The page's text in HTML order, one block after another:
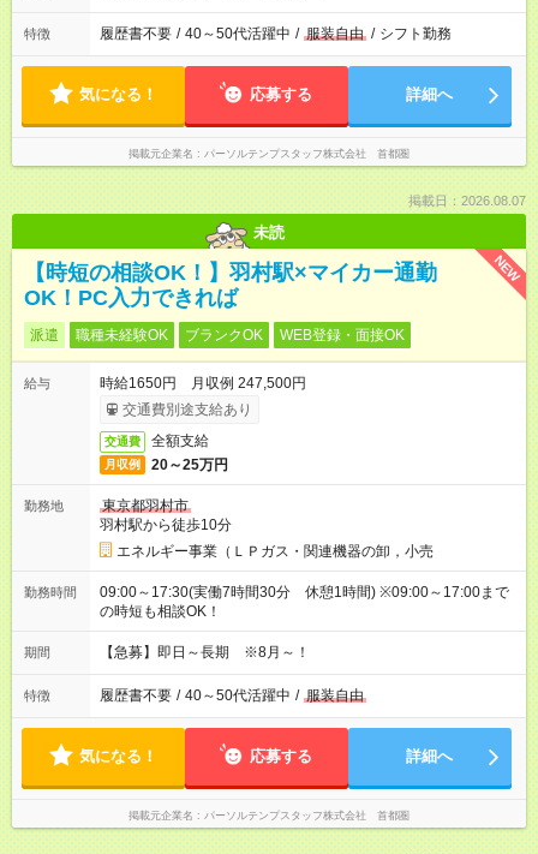
特徴 履歴書不要 / 40～50代活躍中 / 服装自由 / シフト勤務
気になる！ 応募する 詳細へ
掲載元企業名 パーソルテンプスタッフ株式会社 首都圏
掲載日：2026.08.07
未読
NEW
【時短の相談OK！】羽村駅×マイカー通勤
OK！PC入力できれば
派遣 職種未経験OK ブランクOK WEB登録・面接OK
給与
時給1650円 月収例 247,500円
交通費別途支給あり
交通費 全額支給
月収例 20～25万円
勤務地
東京都羽村市
羽村駅から徒歩10分
エネルギー事業（ＬＰガス・関連機器の卸，小売
勤務時間
09:00～17:30(実働7時間30分 休憩1時間) ※09:00～17:00まで
の時短も相談OK！
期間 【急募】即日～長期 ※8月～！
特徴 履歴書不要 / 40～50代活躍中 / 服装自由
気になる！ 応募する 詳細へ
掲載元企業名 パーソルテンプスタッフ株式会社 首都圏